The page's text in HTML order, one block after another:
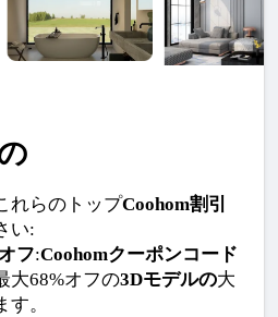
れらのトップCoohom割引
い:
フ:Coohomクーポンコード
大68%オフの3Dモデルの大
。